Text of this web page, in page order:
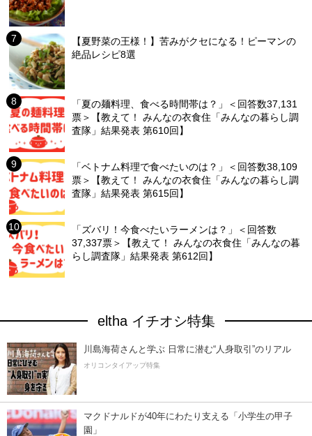
【夏野菜の王様！】苦みがクセになる！ピーマンの
絶品レシピ8選
「夏の麺料理、食べる時間帯は？」＜回答数37,131
票＞【教えて！ みんなの衣食住「みんなの暮らし調
査隊」結果発表 第610回】
「ベトナム料理で食べたいのは？」＜回答数38,109
票＞【教えて！ みんなの衣食住「みんなの暮らし調
査隊」結果発表 第615回】
「ズバリ！今食べたいラーメンは？」＜回答数
37,337票＞【教えて！ みんなの衣食住「みんなの暮
らし調査隊」結果発表 第612回】
eltha イチオシ特集
川島海荷さんと学ぶ 日常に潜む“人身取引”のリアル
オリコンタイアップ特集
マクドナルドが40年にわたり支える「小学生の甲子
園」